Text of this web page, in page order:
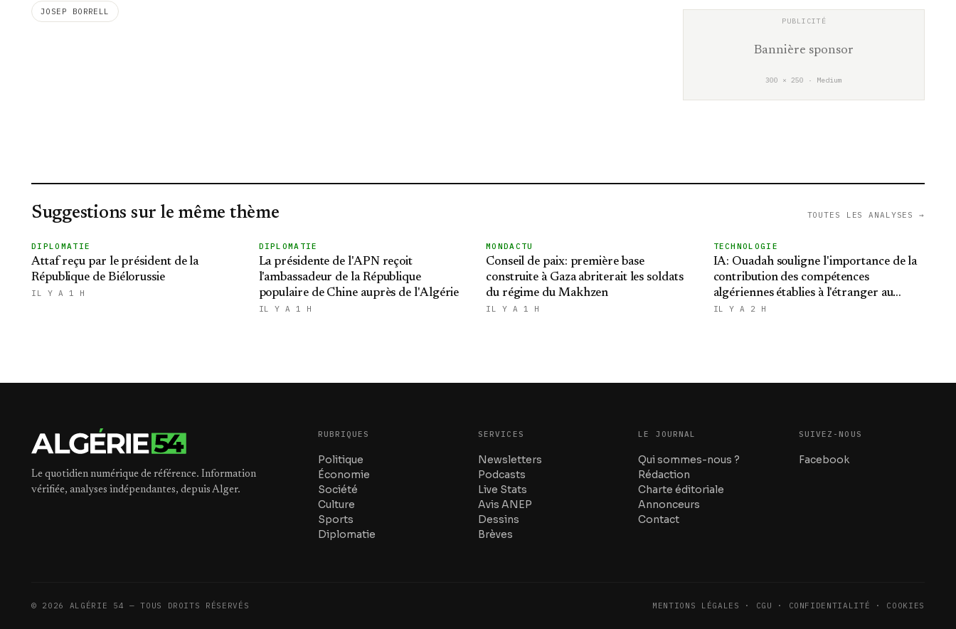
JOSEP BORRELL
Bannière sponsor
300 × 250 · Medium
Suggestions sur le même thème TOUTES LES ANALYSES →
DIPLOMATIE
Attaf reçu par le président de la
République de Biélorussie
IL Y A 1 H
DIPLOMATIE
La présidente de l'APN reçoit
l'ambassadeur de la République
populaire de Chine auprès de l'Algérie
IL Y A 1 H
MONDACTU
Conseil de paix: première base
construite à Gaza abriterait les soldats
du régime du Makhzen
IL Y A 1 H
TECHNOLOGIE
IA: Ouadah souligne l'importance de la
contribution des compétences
algériennes établies à l'étranger au
développement de solutions locales avec
IL Y A 2 H
Le quotidien numérique de référence. Information
vérifiée, analyses indépendantes, depuis Alger.
RUBRIQUES
Politique
Économie
Société
Culture
Sports
Diplomatie
SERVICES
Newsletters
Podcasts
Live Stats
Avis ANEP
Dessins
Brèves
LE JOURNAL
Qui sommes-nous ?
Rédaction
Charte éditoriale
Annonceurs
Contact
SUIVEZ-NOUS
Facebook
© 2026 ALGÉRIE 54 — TOUS DROITS RÉSERVÉS MENTIONS LÉGALES · CGU · CONFIDENTIALITÉ · COOKIES